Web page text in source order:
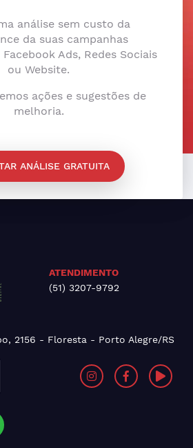
análise sem custo da
da suas campanhas
Ads, Redes Sociais
ou Website.
ações e sugestões de
melhoria.
ANÁLISE GRATUITA
ATENDIMENTO
(51) 3207-9792
2156 - Floresta - Porto Alegre/RS